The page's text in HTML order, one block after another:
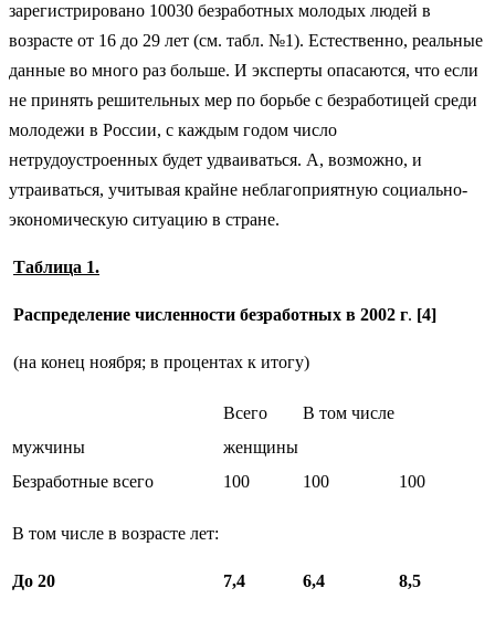
зарегистрировано 10030 безработных молодых людей в
возрасте от 16 до 29 лет (см. табл. №1). Естественно, реальные
данные во много раз больше. И эксперты опасаются, что если
не принять решительных мер по борьбе с безработицей среди
молодежи в России, с каждым годом число
нетрудоустроенных будет удваиваться. А, возможно, и
утраиваться, учитывая крайне неблагоприятную социально-
экономическую ситуацию в стране.
Таблица 1.
Распределение численности безработных в 2002 г. [4]
(на конец ноября; в процентах к итогу)
Всего
В том числе
мужчины
женщины
Безработные всего
100 100 100
В том числе в возрасте лет:
До 20 7,4 6,4 8,5